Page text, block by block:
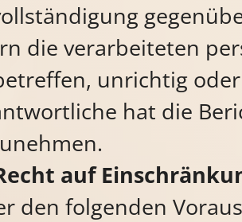
die verarbeiteten
unrichtig
hat die
auf
den folgenden